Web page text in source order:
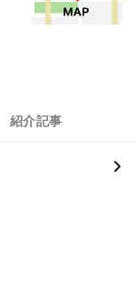
紹介記事